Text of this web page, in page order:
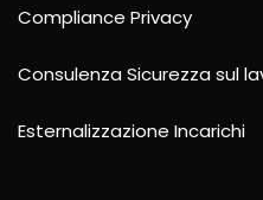
Compliance Privacy
Consulenza Sicurezza sul
Esternalizzazione Incarichi